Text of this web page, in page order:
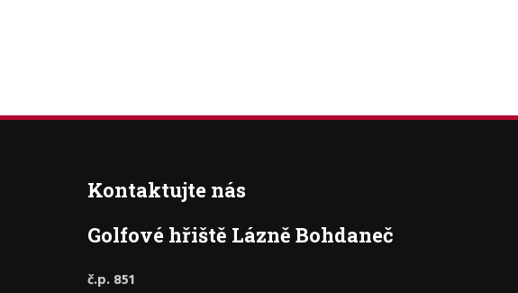
Kontaktujte nás
Golfové hřiště Lázně Bohdaneč
č.p. 851